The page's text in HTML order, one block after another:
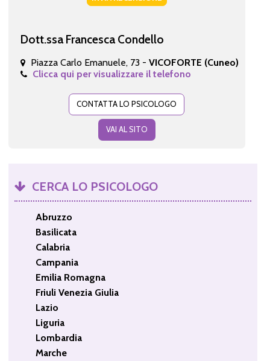
Dott.ssa Francesca Condello
Piazza Carlo Emanuele, 73 - VICOFORTE (Cuneo)
Clicca qui per visualizzare il telefono
CONTATTA LO PSICOLOGO
VAI AL SITO
CERCA LO PSICOLOGO
Abruzzo
Basilicata
Calabria
Campania
Emilia Romagna
Friuli Venezia Giulia
Lazio
Liguria
Lombardia
Marche